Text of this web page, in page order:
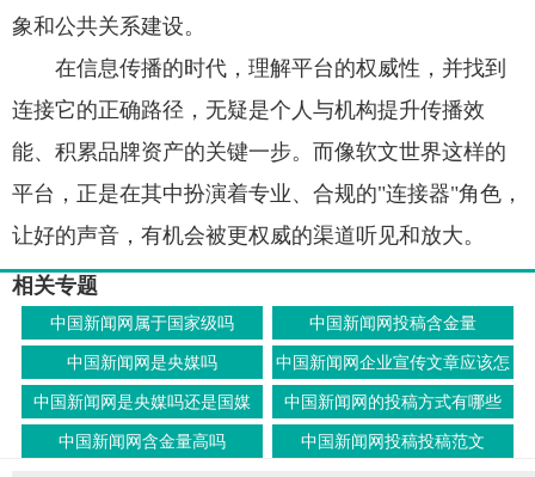
象和公共关系建设。
在信息传播的时代，理解平台的权威性，并找到
连接它的正确路径，无疑是个人与机构提升传播效
能、积累品牌资产的关键一步。而像软文世界这样的
平台，正是在其中扮演着专业、合规的"连接器"角色，
让好的声音，有机会被更权威的渠道听见和放大。
相关专题
中国新闻网属于国家级吗 中国新闻网投稿含金量
中国新闻网是央媒吗
中国新闻网企业宣传文章应该怎
么写
中国新闻网是央媒吗还是国媒 中国新闻网的投稿方式有哪些
中国新闻网含金量高吗 中国新闻网投稿投稿范文